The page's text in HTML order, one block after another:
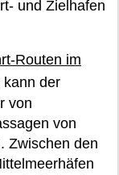
und Zielhafen
Routen im
kann der
von
von
Zwischen den